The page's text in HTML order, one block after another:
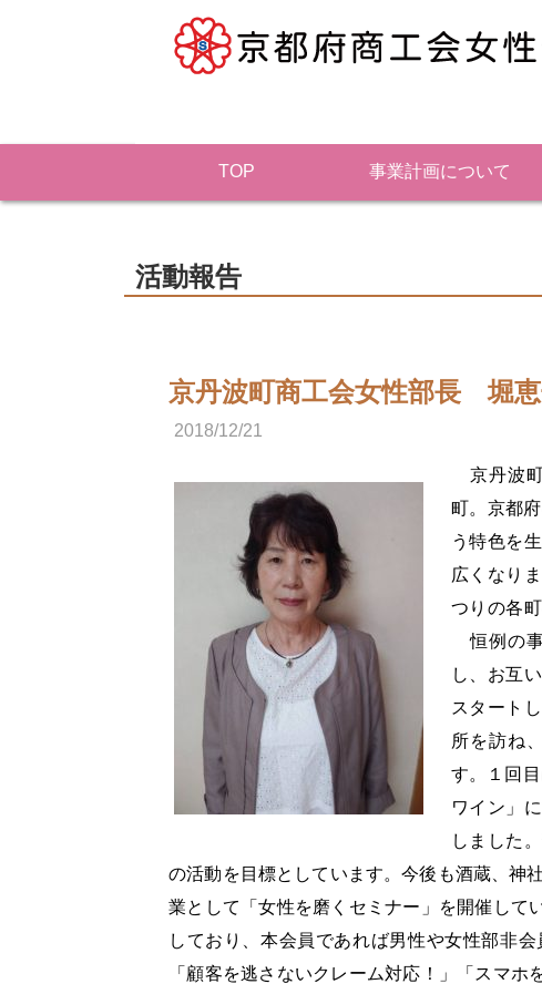
TOP 事業計画について
活動報告
京丹波町商工会女性部長 堀
2018/12/21
京丹波町
町。京都
う特色を
広くなり
つりの各
恒例の事
し、お互
スタート
所を訪ね
す。１回
ワイン」
しました
の活動を目標としています。今後も酒蔵、
業として「女性を磨くセミナー」を開催して
しており、本会員であれば男性や女性部非
「顧客を逃さないクレーム対応！」「スマ